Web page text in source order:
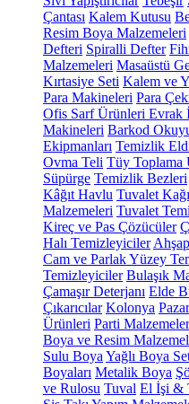
Çantası Kalem Kutusu
Resim Boya Malzemeleri
Defteri Spiralli Defter
Malzemeleri Masaüstü
Kırtasiye Seti Kalem ve
Para Makineleri Para
Ofis Sarf Ürünleri Evrak
Makineleri Barkod
Ekipmanları Temizlik
Ovma Teli Tüy Toplama
Süpürge Temizlik Bezleri
Kâğıt Havlu Tuvalet
Malzemeleri Tuvalet
Kireç ve Pas Çözücüler
Halı Temizleyiciler
Cam ve Parlak Yüzey
Temizleyiciler Bulaşık
Çamaşır Deterjanı Elde
Çıkarıcılar Kolonya
Ürünleri Parti
Boya ve Resim
Sulu Boya Yağlı Boya
Boyaları Metalik Boya
ve Rulosu Tuval El İşi &